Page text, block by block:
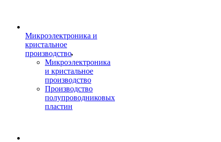
Микроэлектроника и
кристальное
производство
Микроэлектроника
и кристальное
производство
Производство
полупроводниковых
пластин